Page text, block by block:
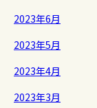
2023年6月
2023年5月
2023年4月
2023年3月